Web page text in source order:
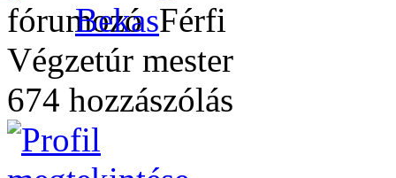
Bekas
Végzetúr mester
674 hozzászólás